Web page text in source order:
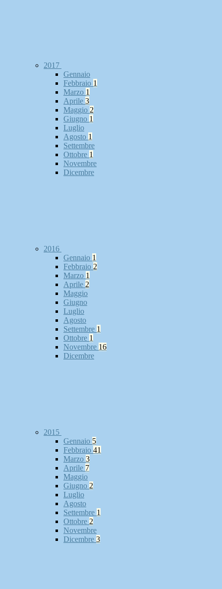
2017
Gennaio
Febbraio 1
Marzo 1
Aprile 3
Maggio 2
Giugno 1
Luglio
Agosto 1
Settembre
Ottobre 1
Novembre
Dicembre
2016
Gennaio 1
Febbraio 2
Marzo 1
Aprile 2
Maggio
Giugno
Luglio
Agosto
Settembre 1
Ottobre 1
Novembre 16
Dicembre
2015
Gennaio 5
Febbraio 41
Marzo 3
Aprile 7
Maggio
Giugno 2
Luglio
Agosto
Settembre 1
Ottobre 2
Novembre
Dicembre 3